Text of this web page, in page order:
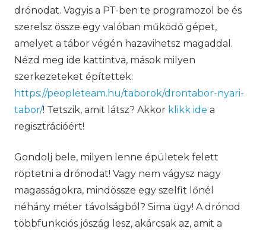
drónodat. Vagyis a PT-ben te programozol be és
szerelsz össze egy valóban működő gépet,
amelyet a tábor végén hazavihetsz magaddal.
Nézd meg ide kattintva, mások milyen
szerkezeteket építettek:
https://peopleteam.hu/taborok/drontabor-nyari-
tabor/! Tetszik, amit látsz? Akkor klikk ide a
regisztrációért!
Gondolj bele, milyen lenne épületek felett
röptetni a drónodat! Vagy nem vágysz nagy
magasságokra, mindössze egy szelfit lőnél
néhány méter távolságból? Sima ügy! A drónod
többfunkciós jószág lesz, akárcsak az, amit a